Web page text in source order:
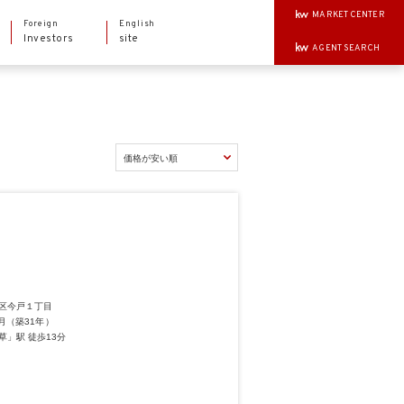
Foreign
Investors
English
site
MARKET CENTER
AGENT SEARCH
今戸１丁目
（築31年）
」駅 徒歩13分